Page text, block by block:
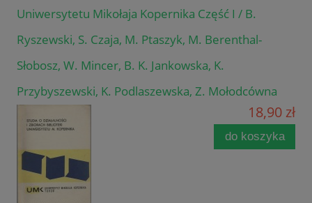
Uniwersytetu Mikołaja Kopernika Część I / B.
Ryszewski, S. Czaja, M. Ptaszyk, M. Berenthal-
Słobosz, W. Mincer, B. K. Jankowska, K.
Przybyszewski, K. Podlaszewska, Z. Mołodcówna
18,90 zł
do koszyka